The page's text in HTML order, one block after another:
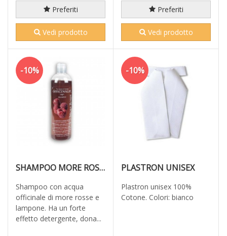
Preferiti
Vedi prodotto
Preferiti
Vedi prodotto
-10%
SHAMPOO MORE ROSSE
Shampoo con acqua
officinale di more rosse e
lampone. Ha un forte
effetto detergente, dona...
-10%
PLASTRON UNISEX
Plastron unisex 100%
Cotone. Colori: bianco